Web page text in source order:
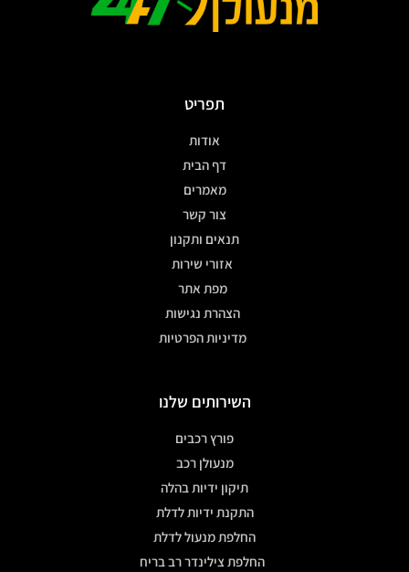
תפריט
אודות
דף הבית
מאמרים
צור קשר
תנאים ותקנון
אזורי שירות
מפת אתר
הצהרת נגישות
מדיניות הפרטיות
השירותים שלנו
פורץ רכבים
מנעולן רכב
תיקון ידיות בהלה
התקנת ידיות לדלת
החלפת מנעול לדלת
החלפת צילינדר רב בריח